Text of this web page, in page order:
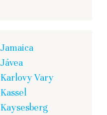
Jamaica
Jávea
Karlovy Vary
Kassel
Kaysesberg